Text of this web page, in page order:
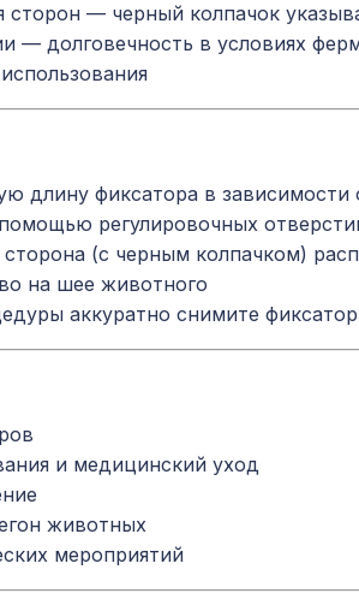
сторон — черный колпачок
— долговечность в условиях
длину фиксатора в зависимости
регулировочных
(с черным колпачком)
на шее животного
аккуратно снимите фиксатор
и медицинский уход
животных
мероприятий